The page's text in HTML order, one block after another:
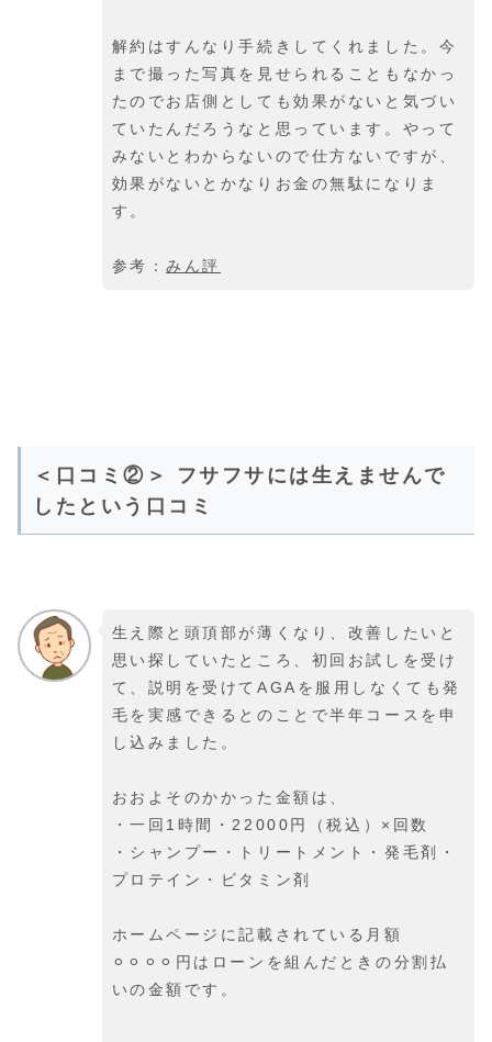
解約はすんなり手続きしてくれました。今
まで撮った写真を見せられることもなかっ
たのでお店側としても効果がないと気づい
ていたんだろうなと思っています。やって
みないとわからないので仕方ないですが、
効果がないとかなりお金の無駄になりま
す。
参考：みん評
＜口コミ②＞ フサフサには生えませんで
したという口コミ
生え際と頭頂部が薄くなり、改善したいと
思い探していたところ、初回お試しを受け
て、説明を受けてAGAを服用しなくても発
毛を実感できるとのことで半年コースを申
し込みました。
おおよそのかかった金額は、
・一回1時間・22000円（税込）×回数
・シャンプー・トリートメント・発毛剤・
プロテイン・ビタミン剤
ホームページに記載されている月額
⚪︎⚪︎⚪︎⚪︎円はローンを組んだときの分割払
いの金額です。